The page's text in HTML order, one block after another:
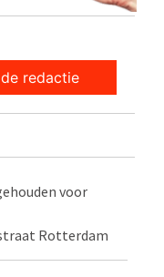
redactie
voor
Rotterdam